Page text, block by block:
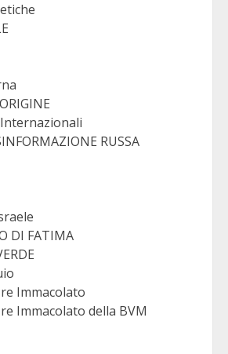
RUSSA
DI FATIMA
Immacolato
Immacolato della BVM